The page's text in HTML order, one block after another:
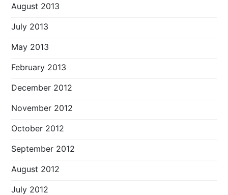
August 2013
July 2013
May 2013
February 2013
December 2012
November 2012
October 2012
September 2012
August 2012
July 2012